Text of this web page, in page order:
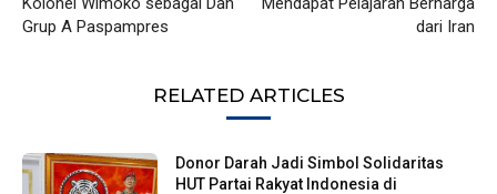
Grup A Paspampres
dari Iran
RELATED ARTICLES
Donor Darah Jadi Simbol Solidaritas
HUT Partai Rakyat Indonesia di